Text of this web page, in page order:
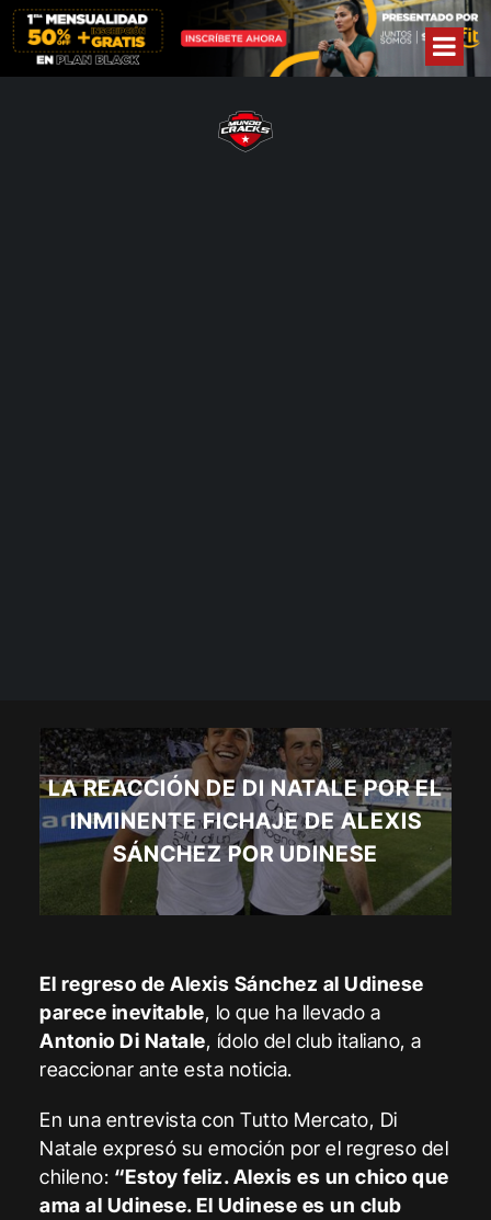
LA REACCIÓN DE DI NATALE POR EL
INMINENTE FICHAJE DE ALEXIS
SÁNCHEZ POR UDINESE
El regreso de Alexis Sánchez al Udinese
parece inevitable, lo que ha llevado a
Antonio Di Natale, ídolo del club italiano, a
reaccionar ante esta noticia.
En una entrevista con Tutto Mercato, Di
Natale expresó su emoción por el regreso del
chileno: “Estoy feliz. Alexis es un chico que
ama al Udinese. El Udinese es un club